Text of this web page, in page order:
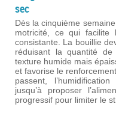
sec
Dès la cinquième
motricité, ce qui facilite
consistante. La bouillie
réduisant la quantité
texture humide mais
et favorise le
passent,
jusqu’à proposer
progressif pour limiter le